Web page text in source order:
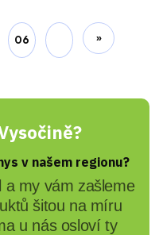
06 »
v našem regionu?
a my vám zašleme
šitou na míru
u nás osloví ty